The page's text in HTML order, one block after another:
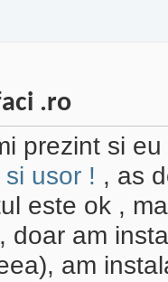
.ro
prezint si
usor ! , as
este ok ,
doar am
am